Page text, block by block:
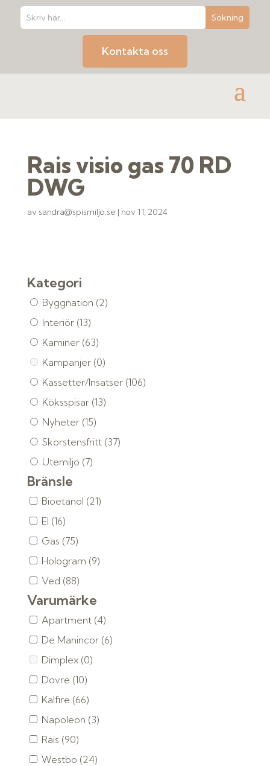
Kontakta oss
Rais visio gas 70 RD
DWG
av sandra@spismiljo.se | nov 11, 2024
Kategori
Byggnation (2)
Interiör (13)
Kaminer (63)
Kampanjer (0)
Kassetter/Insatser (106)
Köksspisar (13)
Nyheter (15)
Skorstensfritt (37)
Utemiljö (7)
Bränsle
Bioetanol (21)
El (16)
Gas (75)
Hologram (9)
Ved (88)
Varumärke
Apartment (4)
De Manincor (6)
Dimplex (0)
Dovre (10)
Kalfire (66)
Napoleon (3)
Rais (90)
Westbo (24)